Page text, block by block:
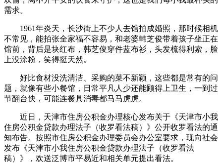
需求。
1961年炎天，长沙街上不少人去馆拍成婚照，那时候相机
不常见，能拍张全家福不容易，和老婆韩芝俊带着孩子坐正在
馆前，背后是块红布，韩芝俊穿件蓝布衫，头发梳得利索，脸
上没涂粉，笑得挺天然。
好比食材没洗清洁、采购的菜不新颖，这些都是常有的问
题，就像有些小餐馆，日常平凡人少还能顾得上卫生，一到过
节翻台快，可能连餐具消毒都马马虎虎。
近日，天津市住房公积金办理核心发布关于《天津市小我
住房公积金贷款办理法子（收罗看法稿）》公开收罗看法的通
知布告。按照市住房公积金办理委员会办公室要求，现向社会
发布《天津市小我住房公积金贷款办理法子（收罗看法
稿）》，欢送泛博市平易近和相关单元提出看法。